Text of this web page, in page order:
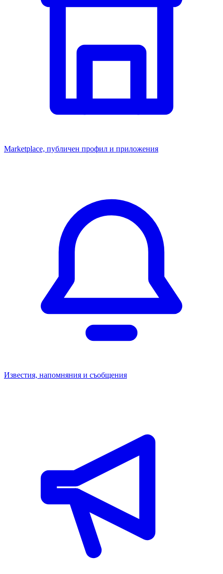
Marketplace, публичен профил и приложения
Известия, напомняния и съобщения